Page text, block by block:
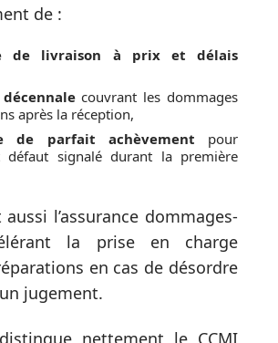
de :
de livraison à prix et délais
couvrant les dommages
après la réception,
de parfait achèvement pour
signalé durant la première
l’assurance dommages-
la prise en charge
en cas de désordre
jugement.
nettement le CCMI